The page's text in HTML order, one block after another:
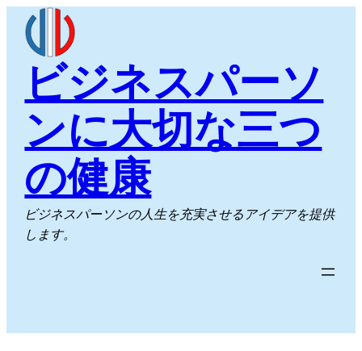
ビジネスパーソ
ンに大切な三つ
の健康
ビジネスパーソンの人生を充実させるアイデアを提供
します。